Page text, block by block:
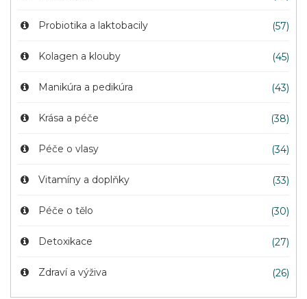
Probiotika a laktobacily (57)
Kolagen a klouby (45)
Manikúra a pedikúra (43)
Krása a péče (38)
Péče o vlasy (34)
Vitamíny a doplňky (33)
Péče o tělo (30)
Detoxikace (27)
Zdraví a výživa (26)